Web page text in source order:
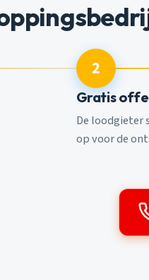
2
Gratis
De loodgieter
op voor de